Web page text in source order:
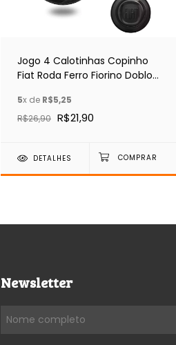
Jogo 4 Calotinhas Copinho
Fiat Roda Ferro Fiorino Doblo
5x de R$5,25
R$26,90 R$21,90
DETALHES
Newsletter